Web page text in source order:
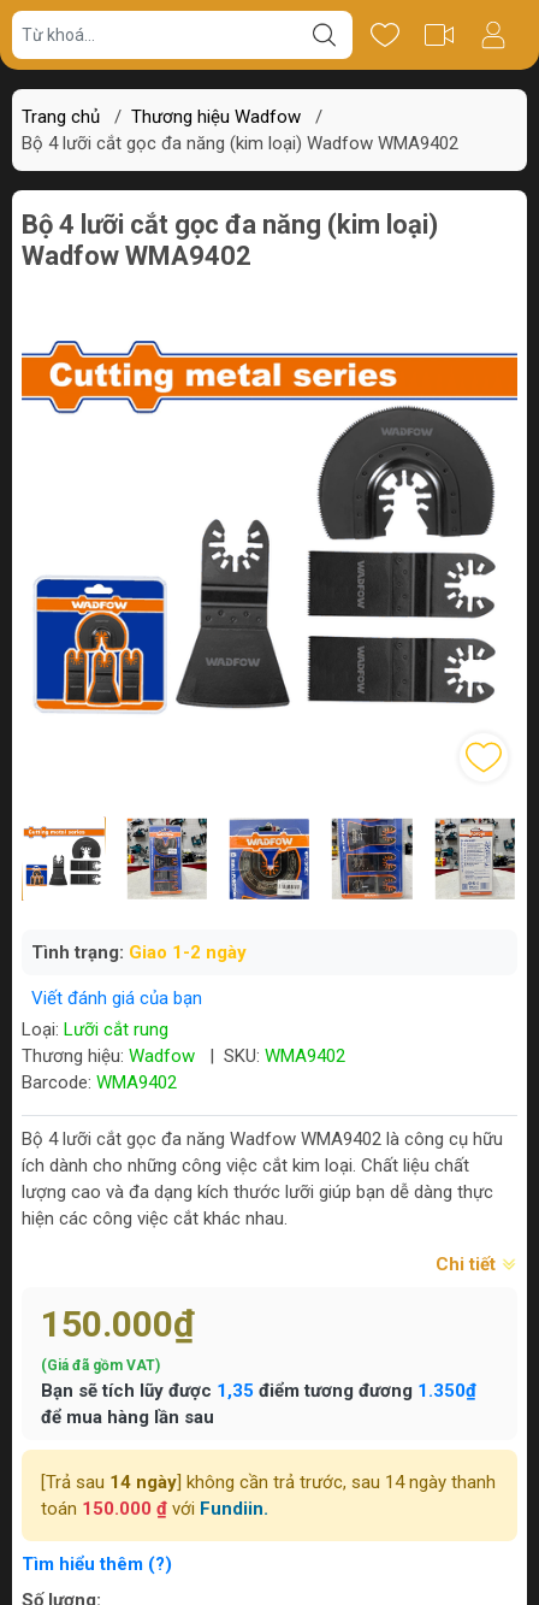
Trang chủ / Thương hiệu Wadfow
/
Bộ 4 lưỡi cắt gọc đa năng (kim loại) Wadfow WMA9402
Giá bán Thông số Review
Bộ 4 lưỡi cắt gọc đa năng (kim loại)
Wadfow WMA9402
Tình trạng: Giao 1-2 ngày
Viết đánh giá của bạn
Loại: Lưỡi cắt rung
Thương hiệu: Wadfow SKU: WMA9402
Barcode: WMA9402
Bộ 4 lưỡi cắt gọc đa năng Wadfow WMA9402 là công cụ hữu
ích dành cho những công việc cắt kim loại. Chất liệu chất
lượng cao và đa dạng kích thước lưỡi giúp bạn dễ dàng thực
hiện các công việc cắt khác nhau.
Chi tiết
150.000₫
(Giá đã gồm VAT)
Bạn sẽ tích lũy được 1,35 điểm tương đương 1.350₫
để mua hàng lần sau
[Trả sau 14 ngày ] không cần trả trước, sau 14 ngày thanh
toán 150.000 ₫ với Fundiin.
Tìm hiểu thêm (?)
Số lượng: